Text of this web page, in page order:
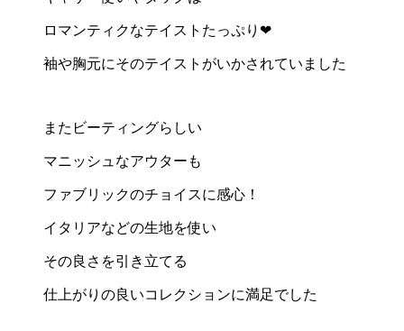
ロマンティクなテイストたっぷり❤︎
袖や胸元にそのテイストがいかされていました
またビーティングらしい
マニッシュなアウターも
ファブリックのチョイスに感心！
イタリアなどの生地を使い
その良さを引き立てる
仕上がりの良いコレクションに満足でした